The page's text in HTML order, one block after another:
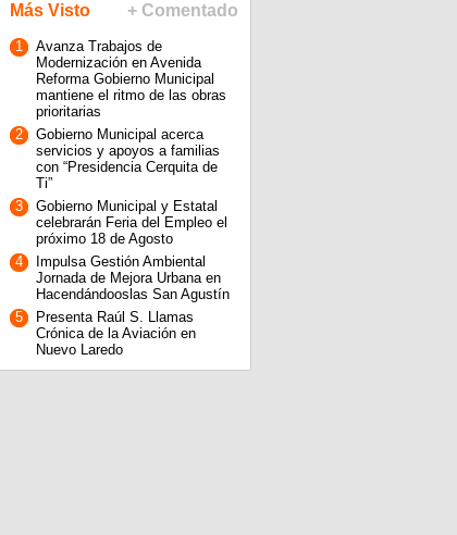
Más Visto + Comentado
1
Avanza Trabajos de
Modernización en Avenida
Reforma Gobierno Municipal
mantiene el ritmo de las obras
prioritarias
2
Gobierno Municipal acerca
servicios y apoyos a familias
con “Presidencia Cerquita de
Ti”
3
Gobierno Municipal y Estatal
celebrarán Feria del Empleo el
próximo 18 de Agosto
4
Impulsa Gestión Ambiental
Jornada de Mejora Urbana en
Hacendándooslas San Agustín
5
Presenta Raúl S. Llamas
Crónica de la Aviación en
Nuevo Laredo